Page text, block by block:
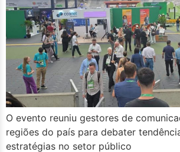
O evento reuniu gestores de
regiões do país para debater
estratégias no setor público